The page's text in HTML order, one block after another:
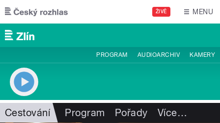
Přejít k hlavnímu obsahu
ŽIVĚ MENU
PROGRAM AUDIOARCHIV KAMERY
Cestování Program Pořady Více…